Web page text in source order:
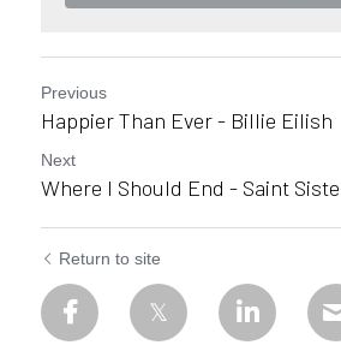
Previous
Happier Than Ever - Billie Eilish
Next
Where I Should End - Saint Siste
Return to site